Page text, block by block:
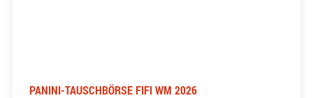
PANINI-TAUSCHBÖRSE FIFI WM 2026